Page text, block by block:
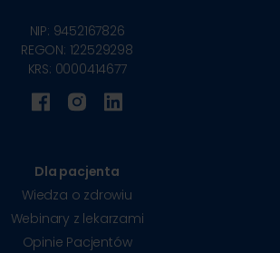
NIP: 9452167826
REGON: 122529298
KRS: 0000414677
Dla pacjenta
Wiedza o zdrowiu
Webinary z lekarzami
Opinie Pacjentów